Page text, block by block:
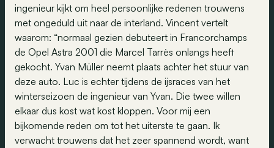
ingenieur kijkt om heel persoonlijke redenen trouwens
met ongeduld uit naar de interland. Vincent vertelt
waarom: “normaal gezien debuteert in Francorchamps
de Opel Astra 2001 die Marcel Tarrès onlangs heeft
gekocht. Yvan Müller neemt plaats achter het stuur van
deze auto. Luc is echter tijdens de ijsraces van het
winterseizoen de ingenieur van Yvan. Die twee willen
elkaar dus kost wat kost kloppen. Voor mij een
bijkomende reden om tot het uiterste te gaan. Ik
verwacht trouwens dat het zeer spannend wordt, want